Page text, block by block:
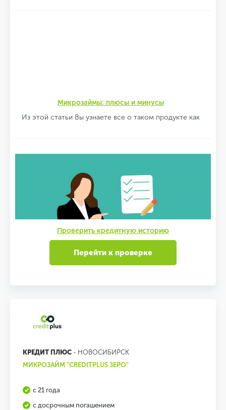
Микрозаймы: плюсы и минусы
Из этой статьи Вы узнаете все о таком продукте как
Проверить кредитную историю
Перейти к проверке
КРЕДИТ ПЛЮС - НОВОСИБИРСК
МИКРОЗАЙМ "CREDITPLUS ЗЕРО"
с 21 года
с досрочным погашением